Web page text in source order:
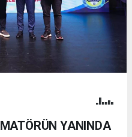
YANINDA